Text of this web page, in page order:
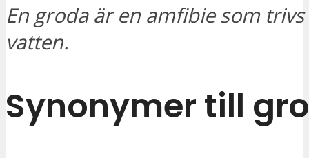
En groda är en amfibie som
vatten.
Synonymer till